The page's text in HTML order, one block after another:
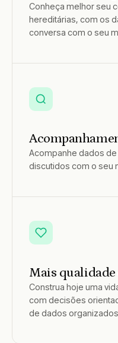
Conheça melhor seu
hereditárias, com os
conversa com o seu
Acompanhe dados
discutidos com o seu
Mais qualidade
Construa hoje uma
com decisões
de dados